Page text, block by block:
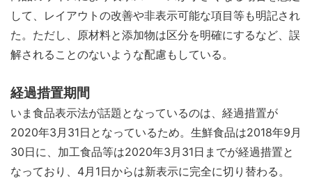
して、レイアウトの改善や非表示可能な項目等も明記され
た。ただし、原材料と添加物は区分を明確にするなど、誤
解されることのないような配慮もしている。
経過措置期間
いま食品表示法が話題となっているのは、経過措置が
2020年3月31日となっているため。生鮮食品は2018年9月
30日に、加工食品等は2020年3月31日までが経過措置と
なっており、4月1日からは新表示に完全に切り替わる。